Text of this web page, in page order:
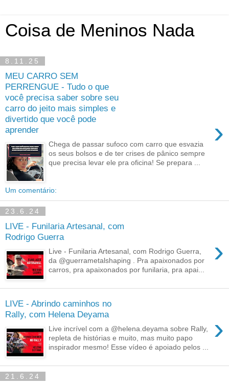
Coisa de Meninos Nada
8.11.25
MEU CARRO SEM
PERRENGUE - Tudo o que
você precisa saber sobre seu
carro do jeito mais simples e
divertido que você pode
aprender
›
Chega de passar sufoco com carro que esvazia
os seus bolsos e de ter crises de pânico sempre
que precisa levar ele pra oficina! Se prepara ...
Um comentário:
23.6.24
LIVE - Funilaria Artesanal, com
Rodrigo Guerra
›
Live - Funilaria Artesanal, com Rodrigo Guerra,
da @guerrametalshaping . Pra apaixonados por
carros, pra apaixonados por funilaria, pra apai...
LIVE - Abrindo caminhos no
Rally, com Helena Deyama
›
Live incrível com a @helena.deyama sobre Rally,
repleta de histórias e muito, mas muito papo
inspirador mesmo! Esse vídeo é apoiado pelos ...
21.6.24